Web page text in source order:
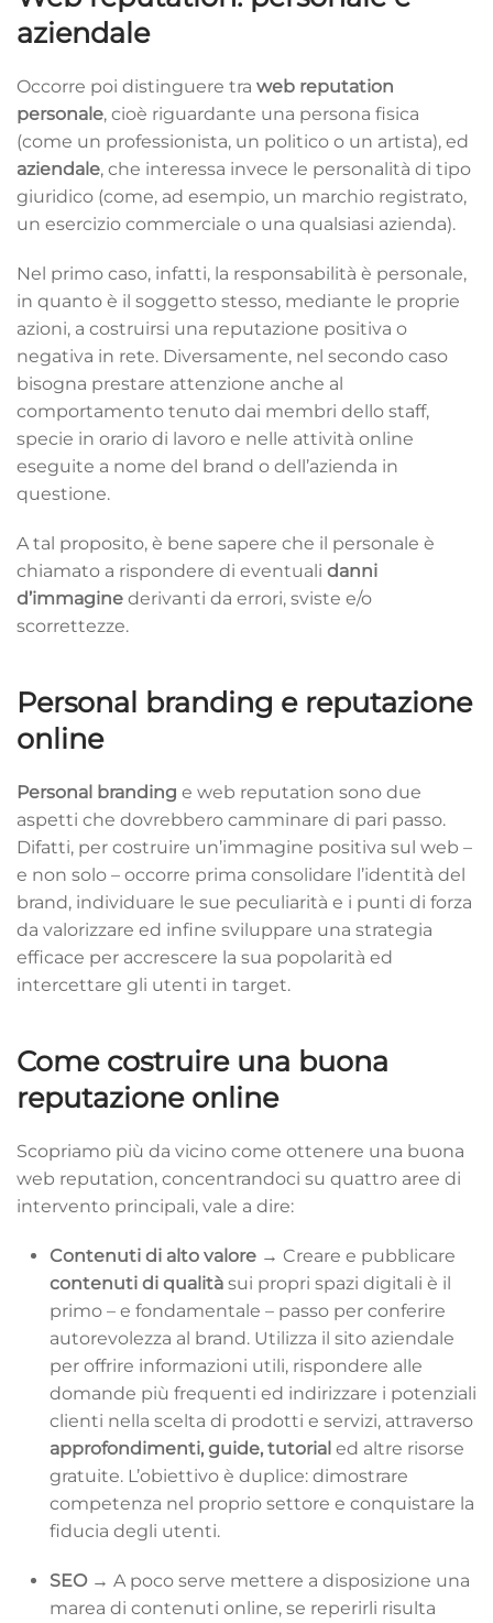
aziendale
Occorre poi distinguere tra web reputation
personale, cioè riguardante una persona fisica
(come un professionista, un politico o un artista), ed
aziendale, che interessa invece le personalità di tipo
giuridico (come, ad esempio, un marchio registrato,
un esercizio commerciale o una qualsiasi azienda).
Nel primo caso, infatti, la responsabilità è personale,
in quanto è il soggetto stesso, mediante le proprie
azioni, a costruirsi una reputazione positiva o
negativa in rete. Diversamente, nel secondo caso
bisogna prestare attenzione anche al
comportamento tenuto dai membri dello staff,
specie in orario di lavoro e nelle attività online
eseguite a nome del brand o dell’azienda in
questione.
A tal proposito, è bene sapere che il personale è
chiamato a rispondere di eventuali danni
d’immagine derivanti da errori, sviste e/o
scorrettezze.
Personal branding e reputazione
online
Personal branding e web reputation sono due
aspetti che dovrebbero camminare di pari passo.
Difatti, per costruire un’immagine positiva sul web –
e non solo – occorre prima consolidare l’identità del
brand, individuare le sue peculiarità e i punti di forza
da valorizzare ed infine sviluppare una strategia
efficace per accrescere la sua popolarità ed
intercettare gli utenti in target.
Come costruire una buona
reputazione online
Scopriamo più da vicino come ottenere una buona
web reputation, concentrandoci su quattro aree di
intervento principali, vale a dire:
Contenuti di alto valore → Creare e pubblicare
contenuti di qualità sui propri spazi digitali è il
primo – e fondamentale – passo per conferire
autorevolezza al brand. Utilizza il sito aziendale
per offrire informazioni utili, rispondere alle
domande più frequenti ed indirizzare i potenziali
clienti nella scelta di prodotti e servizi, attraverso
approfondimenti, guide, tutorial ed altre risorse
gratuite. L’obiettivo è duplice: dimostrare
competenza nel proprio settore e conquistare la
fiducia degli utenti.
SEO → A poco serve mettere a disposizione una
marea di contenuti online, se reperirli risulta